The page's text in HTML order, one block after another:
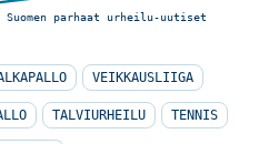
parhaat urheilu-uutiset
VEIKKAUSLIIGA
TALVIURHEILU TENNIS